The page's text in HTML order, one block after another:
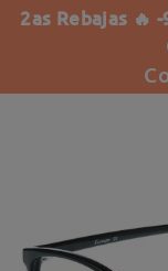
2as Rebajas 🔥